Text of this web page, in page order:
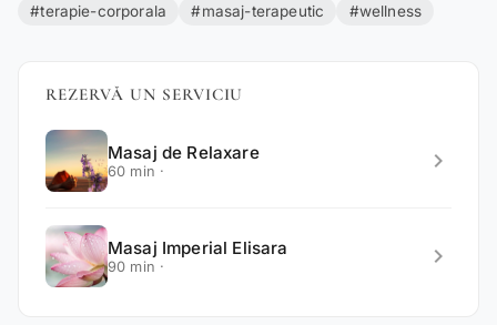
#terapie-corporala
#masaj-terapeutic #wellness
REZERVĂ UN SERVICIU
Masaj de Relaxare
60 min · chevron_right
Masaj Imperial Elisara
90 min · chevron_right